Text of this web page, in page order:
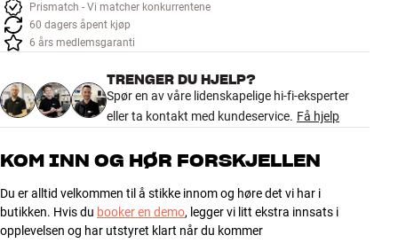
Tilbehør
MERKER
NYHETER
TILBUD
Prismatch - Vi matcher konkurrentene
60 dagers åpent kjøp
6 års medlemsgaranti
TRENGER DU HJELP?
Spør en av våre lidenskapelige hi-fi-eksperter
eller ta kontakt med kundeservice. Få hjelp
KOM INN OG HØR FORSKJELLEN
Du er alltid velkommen til å stikke innom og høre det vi har i
butikken. Hvis du booker en demo, legger vi litt ekstra innsats i
opplevelsen og har utstyret klart når du kommer